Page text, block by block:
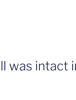
was intact